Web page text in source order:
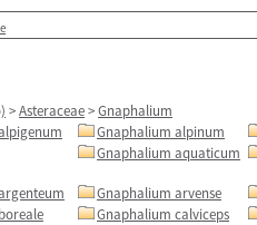
>Asteraceae>Gnaphalium
Gnaphalium alpinum
Gnaphalium aquaticum
Gnaphalium arvense
Gnaphalium calviceps